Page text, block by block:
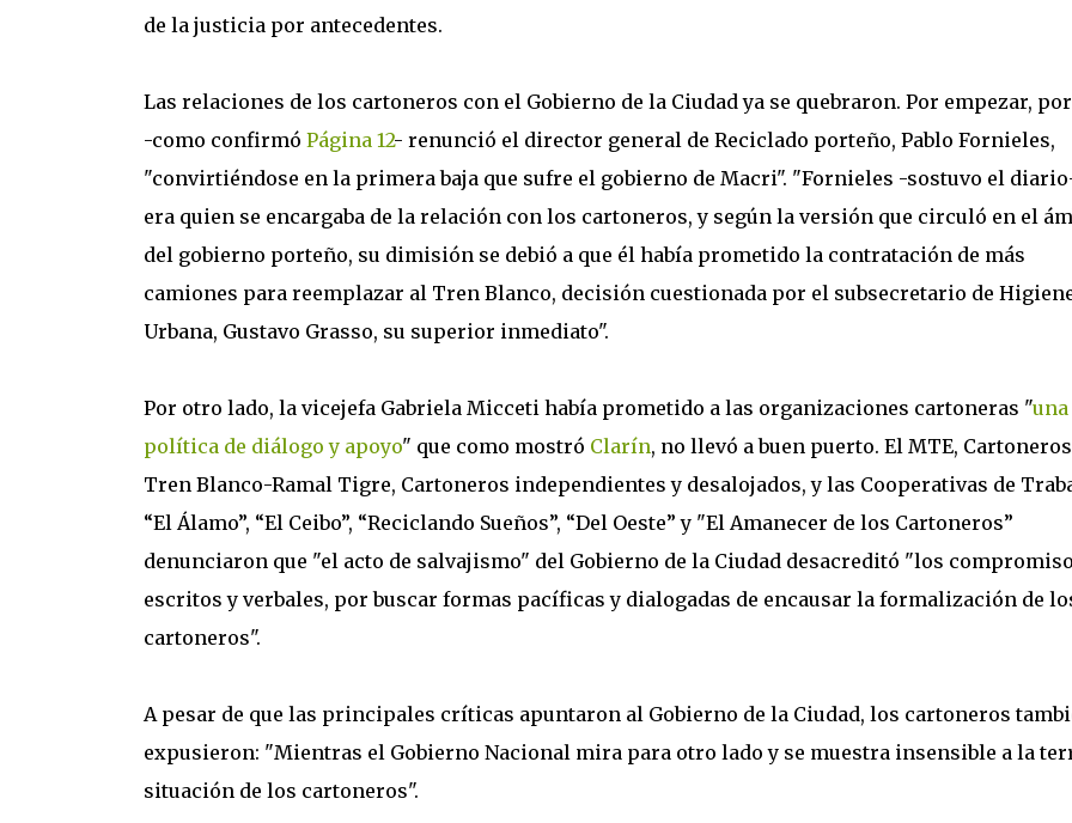
de la justicia por antecedentes.
Las relaciones de los cartoneros con el Gobierno de la Ciudad ya se quebraron. Por empezar,
-como confirmó Página 12- renunció el director general de Reciclado porteño, Pablo Fornieles,
"convirtiéndose en la primera baja que sufre el gobierno de Macri". "Fornieles -sostuvo el
era quien se encargaba de la relación con los cartoneros, y según la versión que circuló en el
del gobierno porteño, su dimisión se debió a que él había prometido la contratación de más
camiones para reemplazar al Tren Blanco, decisión cuestionada por el subsecretario de
Urbana, Gustavo Grasso, su superior inmediato".
Por otro lado, la vicejefa Gabriela Micceti había prometido a las organizaciones cartoneras "una
política de diálogo y apoyo" que como mostró Clarín, no llevó a buen puerto. El MTE,
Tren Blanco-Ramal Tigre, Cartoneros independientes y desalojados, y las Cooperativas de
“El Álamo”, “El Ceibo”, “Reciclando Sueños”, “Del Oeste” y "El Amanecer de los Cartoneros”
denunciaron que "el acto de salvajismo" del Gobierno de la Ciudad desacreditó "los
escritos y verbales, por buscar formas pacíficas y dialogadas de encausar la formalización de
cartoneros".
A pesar de que las principales críticas apuntaron al Gobierno de la Ciudad, los cartoneros
expusieron: "Mientras el Gobierno Nacional mira para otro lado y se muestra insensible a la
situación de los cartoneros".